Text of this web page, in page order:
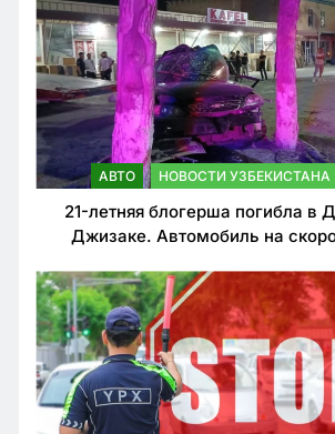
АВТО НОВОСТИ УЗБЕКИСТАНА
21-летняя блогерша погибла в
Джизаке. Автомобиль на